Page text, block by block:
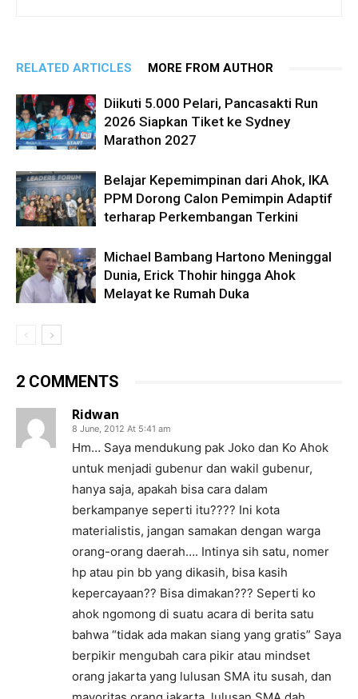
RELATED ARTICLES MORE FROM AUTHOR
Diikuti 5.000 Pelari, Pancasakti Run
2026 Siapkan Tiket ke Sydney
Marathon 2027
Belajar Kepemimpinan dari Ahok, IKA
PPM Dorong Calon Pemimpin Adaptif
terharap Perkembangan Terkini
Michael Bambang Hartono Meninggal
Dunia, Erick Thohir hingga Ahok
Melayat ke Rumah Duka
2 COMMENTS
Ridwan
8 June, 2012 At 5:41 am
Hm… Saya mendukung pak Joko dan Ko Ahok
untuk menjadi gubenur dan wakil gubenur,
hanya saja, apakah bisa cara dalam
berkampanye seperti itu???? Ini kota
materialistis, jangan samakan dengan warga
orang-orang daerah…. Intinya sih satu, nomer
hp atau pin bb yang dikasih, bisa kasih
kepercayaan?? Bisa dimakan??? Seperti ko
ahok ngomong di suatu acara di berita satu
bahwa “tidak ada makan siang yang gratis” Saya
berpikir mengubah cara pikir atau mindset
orang jakarta yang lulusan SMA itu susah, dan